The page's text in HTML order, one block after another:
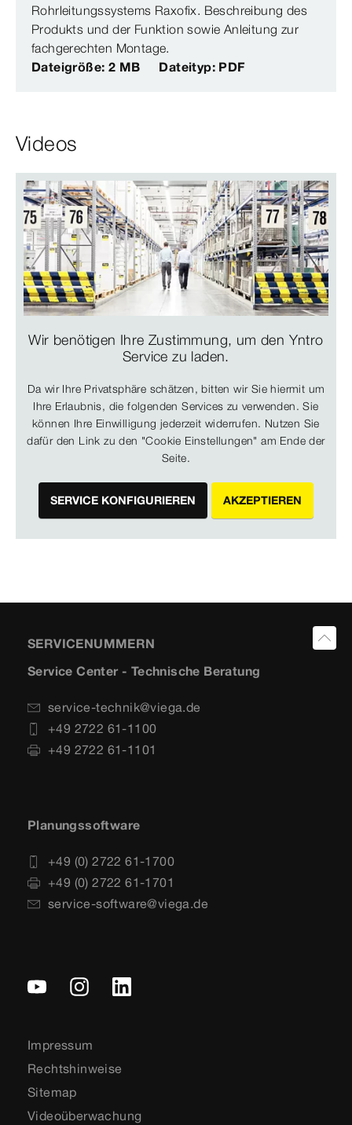
Rohrleitungssystems Raxofix. Beschreibung des
Produkts und der Funktion sowie Anleitung zur
fachgerechten Montage.
Dateigröße: 2 MB
Dateityp: PDF
Videos
Wir benötigen Ihre Zustimmung, um den Yntro
Service zu laden.
Da wir Ihre Privatsphäre schätzen, bitten wir Sie hiermit um
Ihre Erlaubnis, die folgenden Services zu verwenden. Sie
können Ihre Einwilligung jederzeit widerrufen. Nutzen Sie
dafür den Link zu den "Cookie Einstellungen" am Ende der
Seite.
SERVICE KONFIGURIEREN AKZEPTIEREN
SERVICENUMMERN
Service Center - Technische Beratung
service-technik@viega.de
+49 2722 61-1100
+49 2722 61-1101
Planungssoftware
+49 (0) 2722 61-1700
+49 (0) 2722 61-1701
service-software@viega.de
Impressum
Rechtshinweise
Sitemap
Videoüberwachung